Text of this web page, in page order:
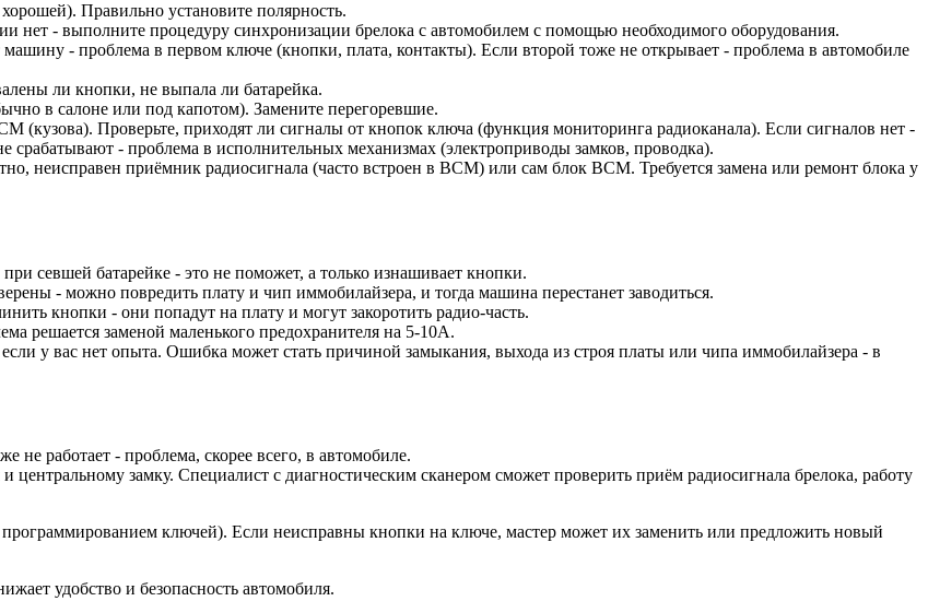
Правильно установите полярность.
нет - выполните процедуру синхронизации брелока с автомобилем с помощью необходимого оборудования.
- проблема в первом ключе (кнопки, плата, контакты). Если второй тоже не открывает - проблема в автомобиле
ли кнопки, не выпала ли батарейка.
в салоне или под капотом). Замените перегоревшие.
(кузова). Проверьте, приходят ли сигналы от кнопок ключа (функция мониторинга радиоканала). Если сигналов нет -
- проблема в исполнительных механизмах (электроприводы замков, проводка).
неисправен приёмник радиосигнала (часто встроен в BCM) или сам блок BCM. Требуется замена или ремонт блока у
севшей батарейке - это не поможет, а только изнашивает кнопки.
- можно повредить плату и чип иммобилайзера, и тогда машина перестанет заводиться.
кнопки - они попадут на плату и могут закоротить радио-часть.
решается заменой маленького предохранителя на 5-10А.
у вас нет опыта. Ошибка может стать причиной замыкания, выхода из строя платы или чипа иммобилайзера - в
не работает - проблема, скорее всего, в автомобиле.
центральному замку. Специалист с диагностическим сканером сможет проверить приём радиосигнала брелока, работу
ключей). Если неисправны кнопки на ключе, мастер может их заменить или предложить новый
удобство и безопасность автомобиля.